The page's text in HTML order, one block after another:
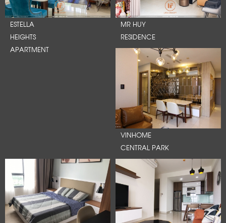
ESTELLA
HEIGHTS
APARTMENT
MR HUY
RESIDENCE
VINHOME
CENTRAL PARK